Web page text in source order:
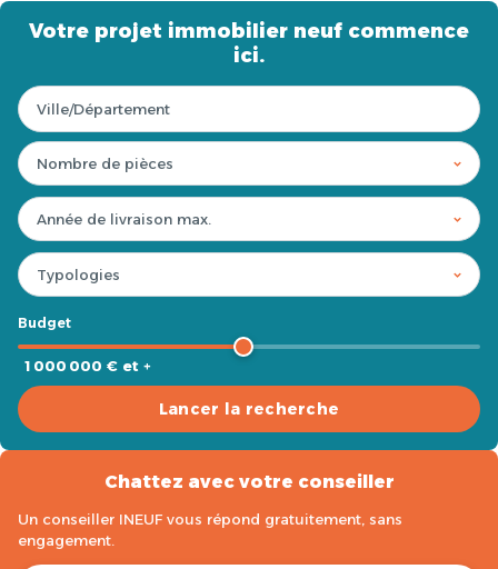
Votre projet immobilier neuf commence
ici.
Budget
1 000 000 € et +
Lancer la recherche
Chattez avec votre conseiller
Un conseiller INEUF vous répond gratuitement, sans
engagement.